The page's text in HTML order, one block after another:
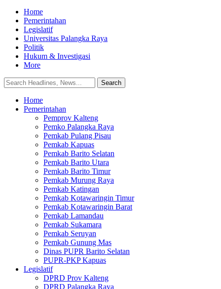
Home
Pemerintahan
Legislatif
Universitas Palangka Raya
Politik
Hukum & Investigasi
More
Home
Pemerintahan
Pemprov Kalteng
Pemko Palangka Raya
Pemkab Pulang Pisau
Pemkab Kapuas
Pemkab Barito Selatan
Pemkab Barito Utara
Pemkab Barito Timur
Pemkab Murung Raya
Pemkab Katingan
Pemkab Kotawaringin Timur
Pemkab Kotawaringin Barat
Pemkab Lamandau
Pemkab Sukamara
Pemkab Seruyan
Pemkab Gunung Mas
Dinas PUPR Barito Selatan
PUPR-PKP Kapuas
Legislatif
DPRD Prov Kalteng
DPRD Palangka Raya